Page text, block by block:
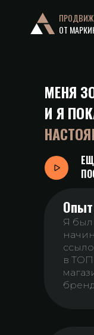
ОТ
МЕНЯ
И Я
Опыт
Я был
в ТОП